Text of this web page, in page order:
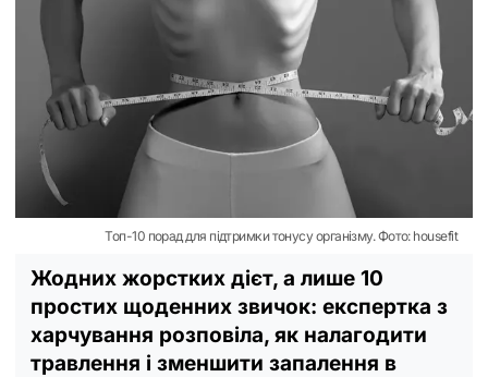
Топ-10 порад для підтримки тонусу організму. Фото: housefit
Жодних жорстких дієт, а лише 10
простих щоденних звичок: експертка з
харчування розповіла, як налагодити
травлення і зменшити запалення в